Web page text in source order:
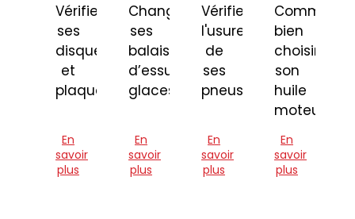
Vérifier
ses
disques
et
plaquettes
En
savoir
plus
Changer
ses
balais
d’essuie-
glaces
En
savoir
plus
Vérifier
l'usure
de
ses
pneus
En
savoir
plus
Comment
bien
choisir
son
huile
moteur
En
savoir
plus